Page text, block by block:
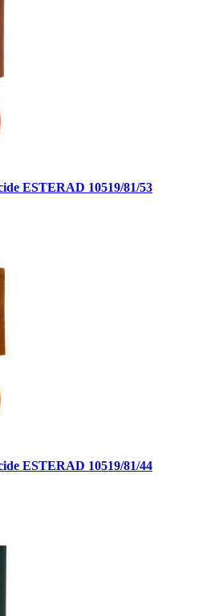
ESTERAD 10519/81/53
ESTERAD 10519/81/44